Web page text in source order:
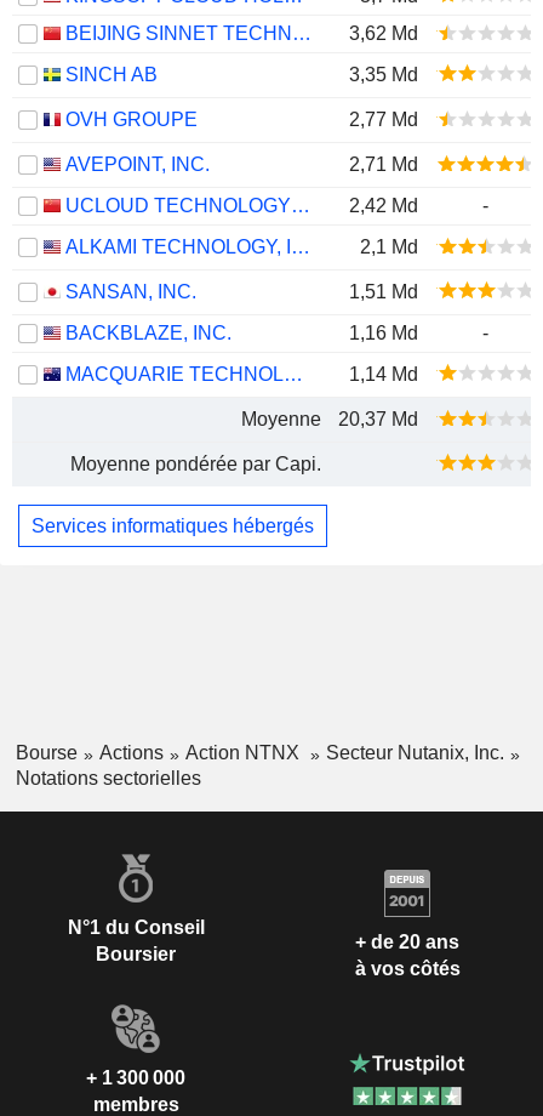
BEIJING SINNET TECHNOLOGY CO.,LTD
3,62 Md
SINCH AB
3,35 Md
OVH GROUPE 2,77 Md
AVEPOINT, INC.
2,71 Md
UCLOUD TECHNOLOGY CO., LTD.
2,42 Md
-
ALKAMI TECHNOLOGY, INC.
2,1 Md
SANSAN, INC.
1,51 Md
BACKBLAZE, INC.
1,16 Md
-
MACQUARIE TECHNOLOGY GROUP LIMITED
1,14 Md
Moyenne 20,37 Md
Moyenne pondérée par Capi.
Services informatiques hébergés
Bourse Actions Action NTNX
Secteur Nutanix, Inc.
Notations sectorielles
N°1 du Conseil
Boursier
+ de 20 ans
à vos côtés
+ 1 300 000
membres